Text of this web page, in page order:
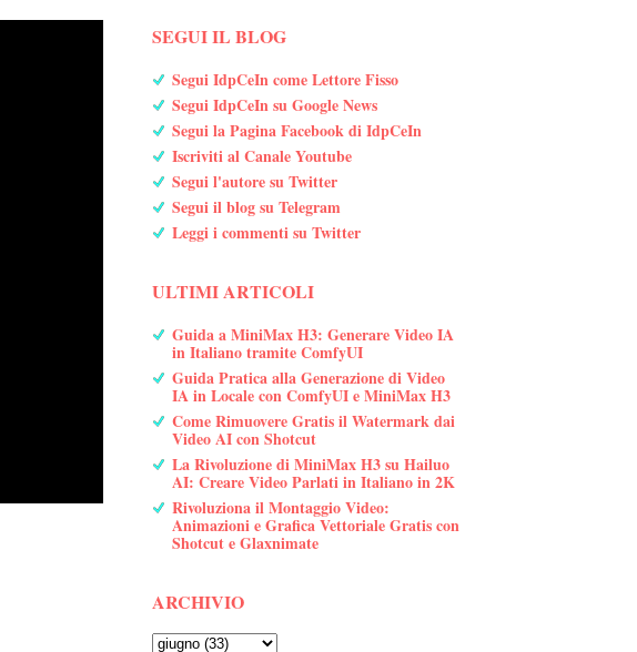
SEGUI IL BLOG
Segui IdpCeIn come Lettore Fisso
Segui IdpCeIn su Google News
Segui la Pagina Facebook di IdpCeIn
Iscriviti al Canale Youtube
Segui l'autore su Twitter
Segui il blog su Telegram
Leggi i commenti su Twitter
ULTIMI ARTICOLI
Guida a MiniMax H3: Generare Video IA
in Italiano tramite ComfyUI
Guida Pratica alla Generazione di Video
IA in Locale con ComfyUI e MiniMax H3
Come Rimuovere Gratis il Watermark dai
Video AI con Shotcut
La Rivoluzione di MiniMax H3 su Hailuo
AI: Creare Video Parlati in Italiano in 2K
Rivoluziona il Montaggio Video:
Animazioni e Grafica Vettoriale Gratis con
Shotcut e Glaxnimate
ARCHIVIO